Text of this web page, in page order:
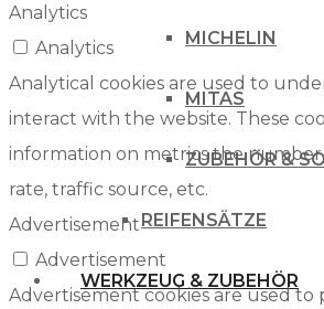
MICHELIN
MITAS
ZUBEHÖR &
REIFENSÄTZE
WERKZEUG & ZUBEHÖR
Analytics
Analytics
Analytical cookies are used to
interact with the website. These
information on metrics the number
rate, traffic source, etc.
Advertisement
Advertisement
Advertisement cookies are used to